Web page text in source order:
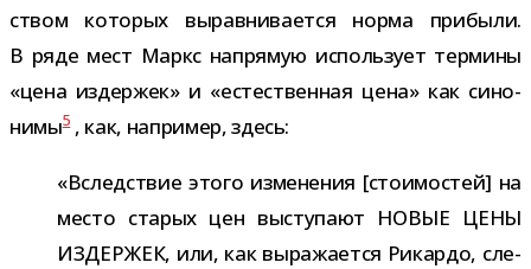
ством кото­рых вырав­ни­ва­ется норма при­были.
В ряде мест Маркс напря­мую исполь­зует тер­мины
«цена издер­жек» и «есте­ствен­ная цена» как сино­
нимы5, как, напри­мер, здесь:
«Вследствие этого изме­не­ния [сто­и­мо­стей] на
место ста­рых цен высту­пают НОВЫЕ ЦЕНЫ
ИЗДЕРЖЕК, или, как выра­жа­ется Рикардо, сле­